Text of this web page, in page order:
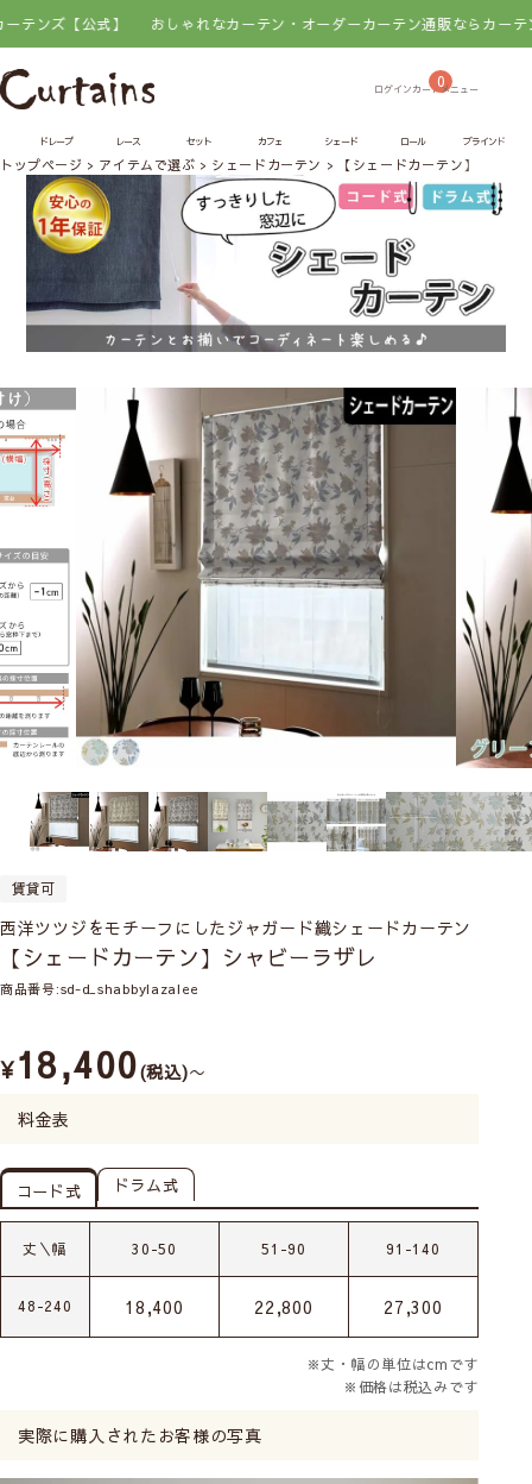
式】 おしゃれなカーテン・オーダーカーテン通販ならカーテンズ【公式
0
ドレープ レース セット カフェ シェード ロール ブラインド
トップページ アイテムで選ぶ シェードカーテン 【シェードカーテン】シャビ
賃貸可
西洋ツツジをモチーフにしたジャガード織シェードカーテン
【シェードカーテン】シャビーラザレ
商品番号 sd-d_shabbylazalee
¥18,400 税込 〜
料金表
コード式 ドラム式
丈＼幅 30-50 51-90 91-140
48-240 18,400 22,800 27,300
※丈・幅の単位はcmです
※価格は税込みです
実際に購入されたお客様の写真